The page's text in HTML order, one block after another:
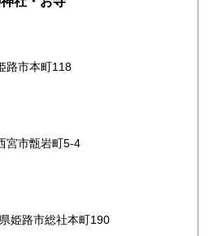
路市本町118
宮市甑岩町5-4
姫路市総社本町190